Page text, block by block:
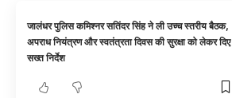
जालंधर पुलिस कमिश्नर सतिंदर सिंह ने ली उच्च स्तरीय बैठक,
अपराध नियंत्रण और स्वतंत्रता दिवस की सुरक्षा को लेकर दिए
सख्त निर्देश